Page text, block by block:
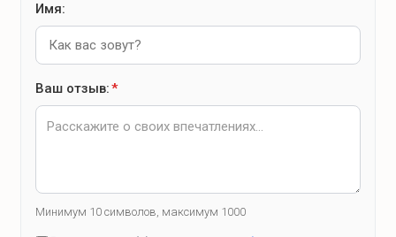
Имя:
Ваш отзыв:*
Минимум 10 символов, максимум 1000